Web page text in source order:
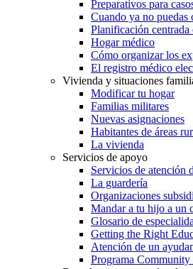
Preparativos para
Cuando ya no puedas
Planificación centrada
Hogar médico
Cómo organizar los
El registro médico
Vivienda y situaciones
Modificar tu hogar
Familias militares
Nuevas asignaciones
Habitantes de áreas
La vivienda
Servicios de apoyo
Servicios de atención
La guardería
Organizaciones
Mandar a tu hijo a un
Glosario de
Getting the Right
Atención de un
Programa